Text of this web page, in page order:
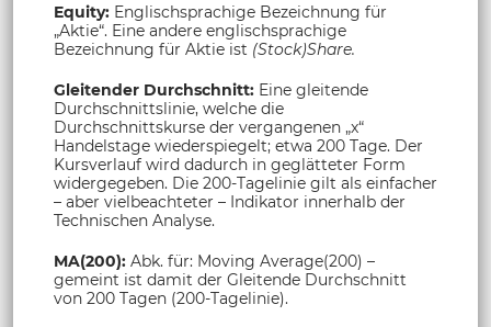
Equity: Englischsprachige Bezeichnung für
„Aktie“. Eine andere englischsprachige
Bezeichnung für Aktie ist (Stock)Share.
Gleitender Durchschnitt: Eine gleitende
Durchschnittslinie, welche die
Durchschnittskurse der vergangenen „x“
Handelstage wiederspiegelt; etwa 200 Tage. Der
Kursverlauf wird dadurch in geglätteter Form
widergegeben. Die 200-Tagelinie gilt als einfacher
– aber vielbeachteter – Indikator innerhalb der
Technischen Analyse.
MA(200): Abk. für: Moving Average(200) –
gemeint ist damit der Gleitende Durchschnitt
von 200 Tagen (200-Tagelinie).